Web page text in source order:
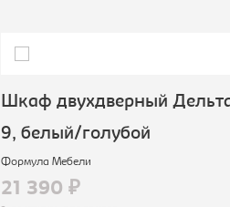
Шкаф двухдверный Дельта
9, белый/голубой
Формула Мебели
21 390 ₽